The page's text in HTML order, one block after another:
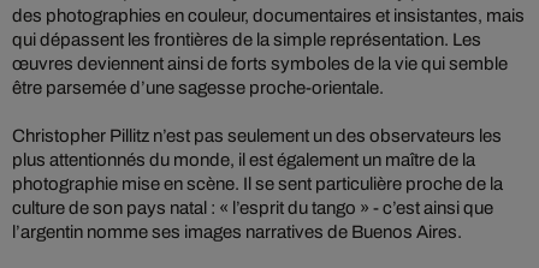
des photographies en couleur, documentaires et insistantes, mais
qui dépassent les frontières de la simple représentation. Les
œuvres deviennent ainsi de forts symboles de la vie qui semble
être parsemée d’une sagesse proche-orientale.
Christopher Pillitz n’est pas seulement un des observateurs les
plus attentionnés du monde, il est également un maître de la
photographie mise en scène. Il se sent particulière proche de la
culture de son pays natal : « l’esprit du tango » - c’est ainsi que
l’argentin nomme ses images narratives de Buenos Aires.